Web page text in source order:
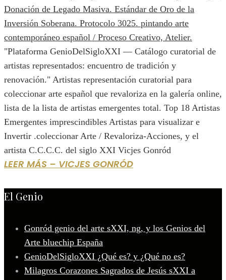
"Plataforma GenioDelSigloXXI — Catálogo curatorial de
artistas representados: encuentro de tradición y
renovación." Artistas representación curatorial para
coleccionar arte español que revaloriza en la galería online,
lista de la lista de artistas emergentes total. Top 18 Artistas
Emergentes imprescindibles Artistas para visualizar e
Invertir .coleccionar Arte / Revaloriza-Acciones, y el
artista C.C.C.C. del siglo XXI Vicjes Gonród
LEER MÁS – VICJES GONRÓD
El Genio
Gonród genio del arte sXXI, ng, y los Genios del
Arte bluechip España
GenioDelSigloXXI ¿Qué es? y ¿Qué no es?
Milagros Corazones Sagrados de Jesús sXXI a